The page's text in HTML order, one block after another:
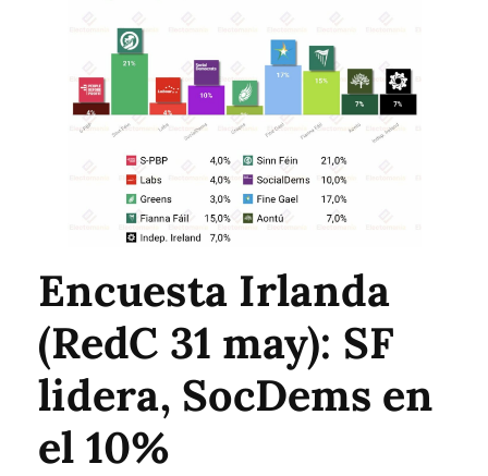
Encuesta Irlanda
(RedC 31 may): SF
lidera, SocDems en
el 10%